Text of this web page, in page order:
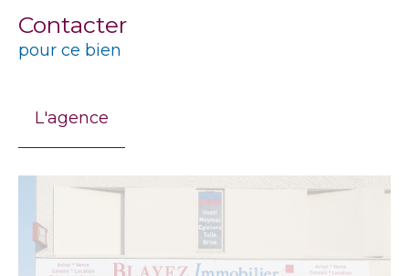
Contacter
pour ce bien
L'agence